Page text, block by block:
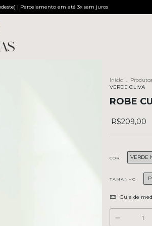
| Parcelamento em até 3x sem juros
Início . Produtos
VERDE OLIVA
ROBE
R$209,00
COR VERDE
TAMANHO P
Guia de